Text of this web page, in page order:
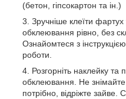
(бетон, гіпсокартон та ін.)
Зручніше клеїти
обклеювання рівно, без
Ознайомтеся з
роботи.
Розгорніть наклейку та
обклеювання. Не
потрібно, відріжте зайве.